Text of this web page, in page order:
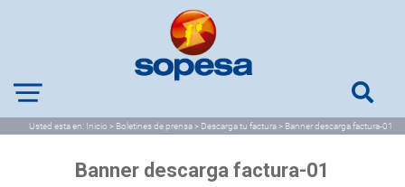
Usted esta en: Inicio > Boletines de prensa> Descarga tu factura> Banner descarga factura-01
Banner descarga factura-01